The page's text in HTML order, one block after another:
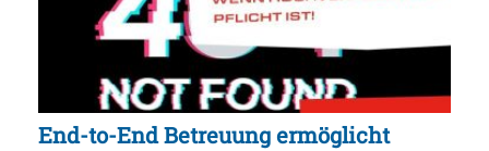
End-to-End Betreuung ermöglicht